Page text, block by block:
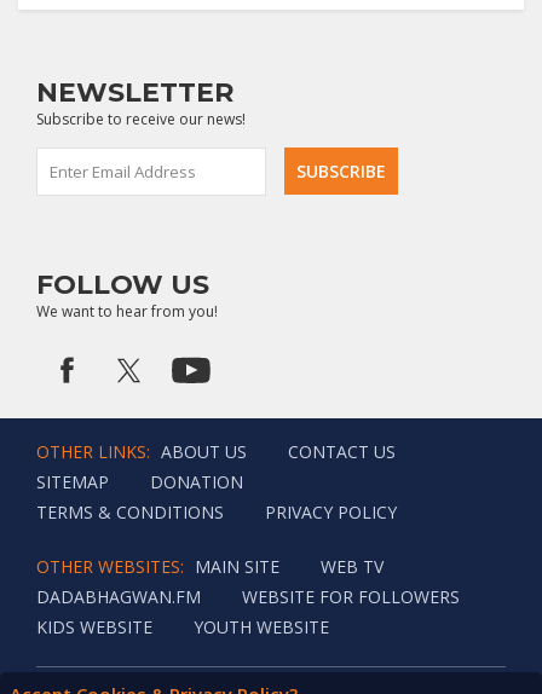
આપણને એમની વીતરાગતાના પણ દર્શન થાય છે. એટલું
જ નહિ, પણ દાદાશ્રીની જ્ઞાનવાણી વ્યવહારિક ઉકેલ
સાથે અદભૂત અધ્યાત્મિક ફોડ પણ પાડે છે!
NEWSLETTER
Subscribe to receive our news!
FOLLOW US
We want to hear from you!
OTHER LINKS: ABOUT US
CONTACT US
SITEMAP
DONATION
TERMS & CONDITIONS
PRIVACY POLICY
OTHER WEBSITES: MAIN SITE
WEB TV
DADABHAGWAN.FM
WEBSITE FOR FOLLOWERS
KIDS WEBSITE
YOUTH WEBSITE